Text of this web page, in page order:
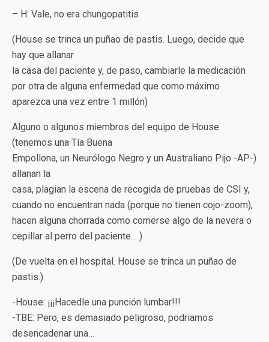
– H: Vale, no era chungopatitis
(House se trinca un puñao de pastis. Luego, decide que
hay que allanar
la casa del paciente y, de paso, cambiarle la medicación
por otra de alguna enfermedad que como máximo
aparezca una vez entre 1 millón)
Alguno o algunos miembros del equipo de House
(tenemos una Tía Buena
Empollona, un Neurólogo Negro y un Australiano Pijo -AP-)
allanan la
casa, plagian la escena de recogida de pruebas de CSI y,
cuando no encuentran nada (porque no tienen cojo-zoom),
hacen alguna chorrada como comerse algo de la nevera o
cepillar al perro del paciente… )
(De vuelta en el hospital. House se trinca un puñao de
pastis.)
-House: ¡¡¡Hacedle una punción lumbar!!!
-TBE: Pero, es demasiado peligroso, podriamos
desencadenar una…